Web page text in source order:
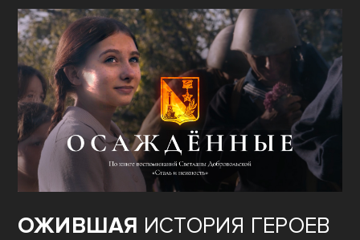
ОЖИВШАЯ ИСТОРИЯ ГЕРОЕВ